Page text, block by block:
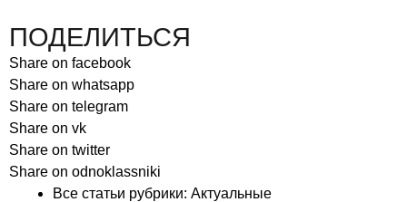
ПОДЕЛИТЬСЯ
Share on facebook
Share on whatsapp
Share on telegram
Share on vk
Share on twitter
Share on odnoklassniki
Все статьи рубрики: Актуальные